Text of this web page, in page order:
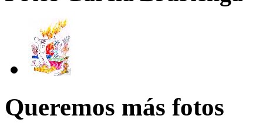
Queremos más fotos